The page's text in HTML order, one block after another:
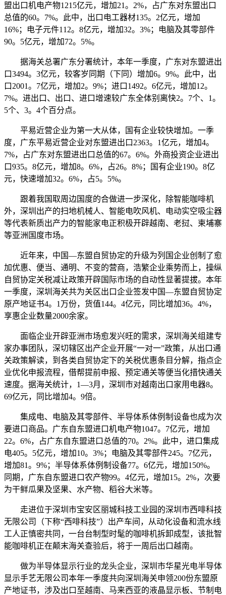
盟出口机电产物1215亿元，增加21。2%，占广东对东盟出口
总值的60。7%。此中，出口电工器材135。2亿元，增加
16%；电子元件112。8亿元，增加32。3%；电脑及其零部件
90。5亿元，增加72。5%。
据海关总署广东分署统计，本年一季度，广东对东盟进出
口3494。3亿元，较客岁同期（下同）增加6。9%。此中，出
口2001。7亿元，增加2。9%；进口1492。6亿元，增加12。
7%。进出口、出口、进口增速较广东全体别离快2。7个、1。
5个、3。4个百分点。
平易近营企业为第一大从体，国有企业较快增加。一季
度，广东平易近营企业对东盟进出口2363。1亿元，增加4。
7%，占广东对东盟进出口总值的67。6%。外商投资企业进出
口935。8亿元，增加8。6%，占26。8%；国有企业190。8亿
元，快速增加32。6%，占5。5%。
跟着我国取周边国度的合做进一步深化，除智能咖啡机
外，深圳出产的扫地机械人、智能电吹风机、电动实空吸尘器
等代表新质出产力的智能家电正积极开辟越南、老挝、柬埔寨
等亚洲国度市场。
近年来，中国—东盟自贸协定的升级为列国企业创制了愈
加优惠、便当、通明、不变的营商，浩繁企业乘势而上，操纵
自贸协定关税减让政策开辟国际市场的自动性显著提拔。本年
一季度，深圳海关共为关区出口企业签发中国—东盟自贸协定
原产地证书4。1万份，货值144。4亿元，同比增加36。4%，
享惠企业数量2000余家。
面临企业开辟亚洲市场愈发兴旺的需求，深圳海关组建专
家办事团队，深切辖区出产企业开展“一对一”政策，从出口通
关政策解读，到各类自贸协定下的关税优惠条目分解，指点企
业优化申报流程，借帮提前申报、预定通关等便当化措快通关
速度。据海关统计，1—3月，深圳市对越南出口家用电器8。
69亿元，同比增加4。9倍。
集成电、电脑及其零部件、半导体系体例制设备也成为次
要进口商品。广东自东盟进口机电产物1047。7亿元，增加
22。6%，占广东自东盟进口总值的70。2%。此中，进口集成
电405。5亿元，增加10。3%；电脑及其零部件245。7亿元，
增加81。9%；半导体系体例制设备77。6亿元，增加150%。
同期，广东自东盟进口农产物99。4亿元，增加15。2%，次要
为干鲜瓜果及坚果、水产物、稻谷大米等。
走进位于深圳市宝安区丽城科技工业园的深圳市西啡科技
无限公司（下称“西啡科技”）出产车间，从动化设备和流水线
工人正慎密共同，一台台制型时髦的咖啡机拆卸成型，该批智
能咖啡机正在颠末海关查验后，将于一周后出口越南。
做为半导体显示行业的龙头企业，深圳市华星光电半导体
显示手艺无限公司本年一季度共向深圳海关申领200份东盟原
产地证书，涉及出口至越南、马来西亚的液晶显示板、节制电